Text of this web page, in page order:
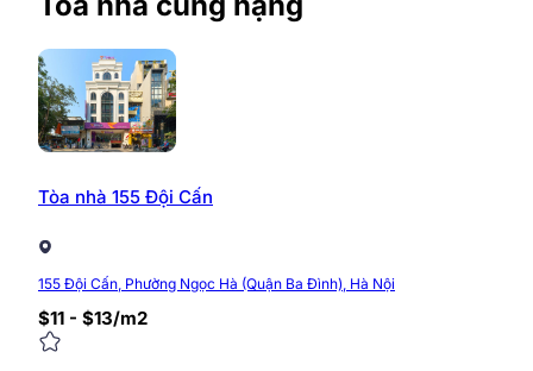
Tòa nhà 155 Đội Cấn
155 Đội Cấn, Phường Ngọc Hà (Quận Ba Đình), Hà Nội
$11 - $13/m2